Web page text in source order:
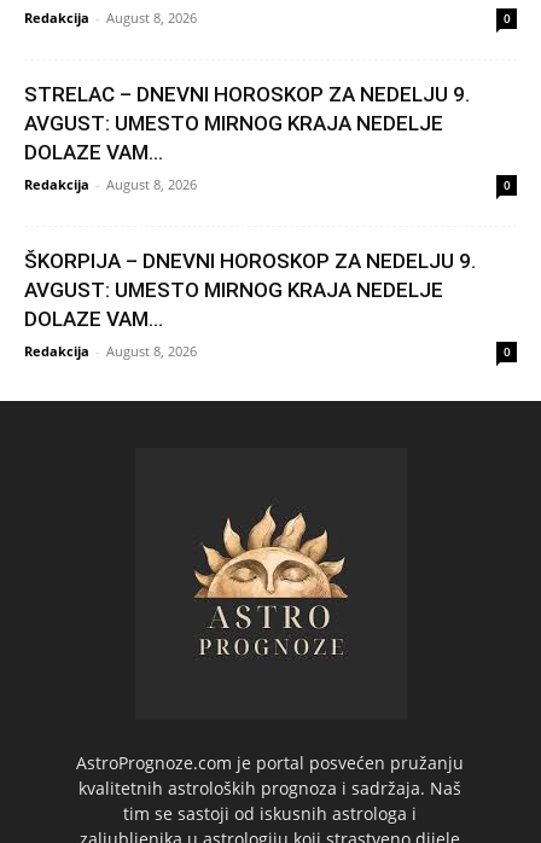
Redakcija - August 8, 2026 0
STRELAC – DNEVNI HOROSKOP ZA NEDELJU 9.
AVGUST: UMESTO MIRNOG KRAJA NEDELJE
DOLAZE VAM...
Redakcija - August 8, 2026 0
ŠKORPIJA – DNEVNI HOROSKOP ZA NEDELJU 9.
AVGUST: UMESTO MIRNOG KRAJA NEDELJE
DOLAZE VAM...
Redakcija - August 8, 2026 0
AstroPrognoze.com je portal posvećen pružanju
kvalitetnih astroloških prognoza i sadržaja. Naš
tim se sastoji od iskusnih astrologa i